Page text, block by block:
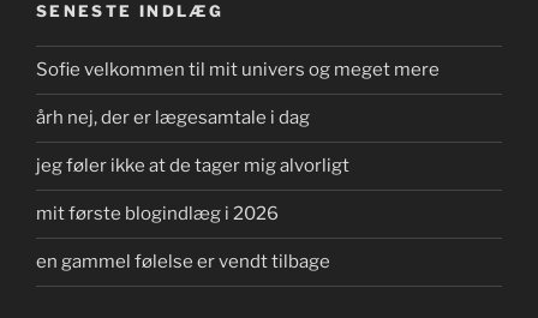
SENESTE INDLÆG
Sofie velkommen til mit univers og meget mere
årh nej, der er lægesamtale i dag
jeg føler ikke at de tager mig alvorligt
mit første blogindlæg i 2026
en gammel følelse er vendt tilbage